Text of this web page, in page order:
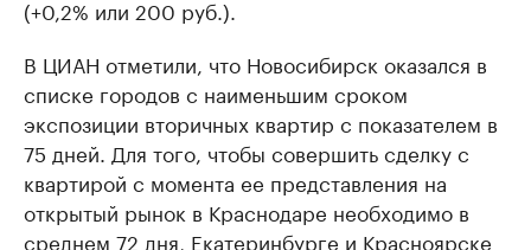
(+0,2% или 200 руб.).
В ЦИАН отметили, что Новосибирск оказался в
списке городов с наименьшим сроком
экспозиции вторичных квартир с показателем в
75 дней. Для того, чтобы совершить сделку с
квартирой с момента ее представления на
открытый рынок в Краснодаре необходимо в
среднем 72 дня, Екатеринбурге и Красноярске